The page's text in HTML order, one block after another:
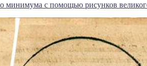
минимума с помощью рисунков